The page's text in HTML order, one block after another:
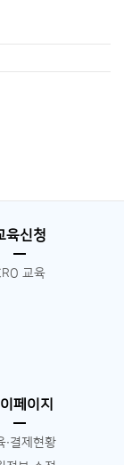
육신청
교육
페이지
∙결제현황